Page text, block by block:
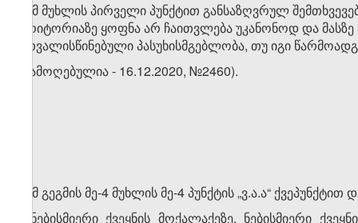
2. ამ მუხლის პირველი პუნქტით განსაზღვრულ
ტერიტორიაზე ყოფნა არ ჩაითვლება უკანონოდ და
გათვალისწინებული პასუხისმგებლობა, თუ იგი
3. (ამოღებულია - 16.12.2020, №2460).
1. ამ გეგმის მე-4 მუხლის მე-4 პუნქტის „ვ.ა.ა“
ა) ნებისმიერი ქვეყნის მოქალაქეზე, ნებისმიერი